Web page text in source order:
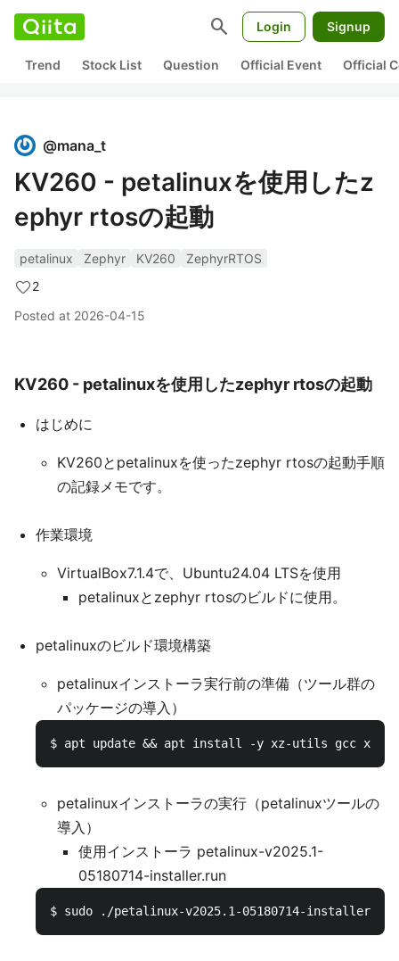
search Login Signup
Trend Stock List Question Official Event Official
@mana_t
KV260 - petalinuxを使用したz
ephyr rtosの起動
petalinux Zephyr KV260
ZephyrRTOS
2
Posted at 2026-04-15
KV260 - petalinuxを使用したzephyr rtosの起動
はじめに
KV260とpetalinuxを使ったzephyr rtosの起動手順
の記録メモです。
作業環境
VirtualBox7.1.4で、Ubuntu24.04 LTSを使用
petalinuxとzephyr rtosのビルドに使用。
petalinuxのビルド環境構築
petalinuxインストーラ実行前の準備（ツール群の
パッケージの導入）
petalinuxインストーラの実行（petalinuxツールの
導入）
使用インストーラ petalinux-v2025.1-
05180714-installer.run